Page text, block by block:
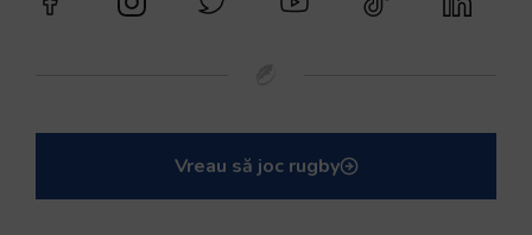
Vreau să joc rugby